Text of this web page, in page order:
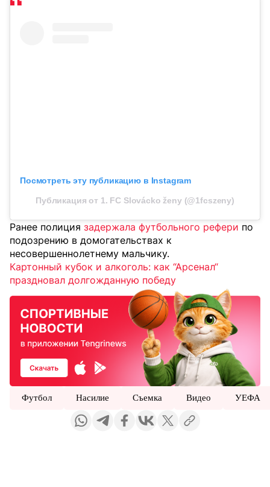
Посмотреть эту публикацию в Instagram
Публикация от 1. FC Slovácko ženy (@1fcszeny)
Ранее полиция задержала футбольного рефери по
подозрению в домогательствах к
несовершеннолетнему мальчику.
Картонный кубок и алкоголь: как “Арсенал“
праздновал долгожданную победу
Футбол Насилие Съемка Видео УЕФА